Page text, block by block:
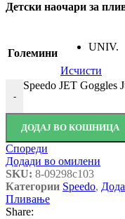
Детски наочари за
Големини
UNIV.
Исчисти
-
Speedo JET Goggles
ДОДАЈ ВО КОШНИЦА
Спореди
Додади во омилени
SKU: 8-09298c103
Категории Speedo,
Пливање
Share: